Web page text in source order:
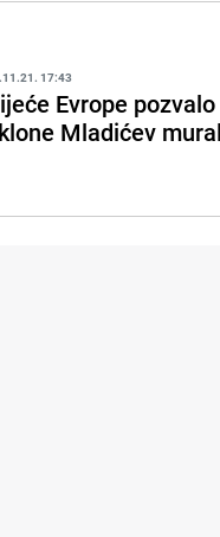
17:43
Evrope
Mladićev mural